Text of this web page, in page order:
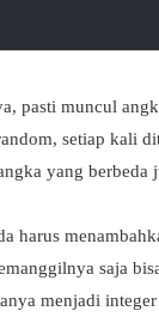
pasti muncul
setiap kali
yang berbeda
harus
saja
menjadi